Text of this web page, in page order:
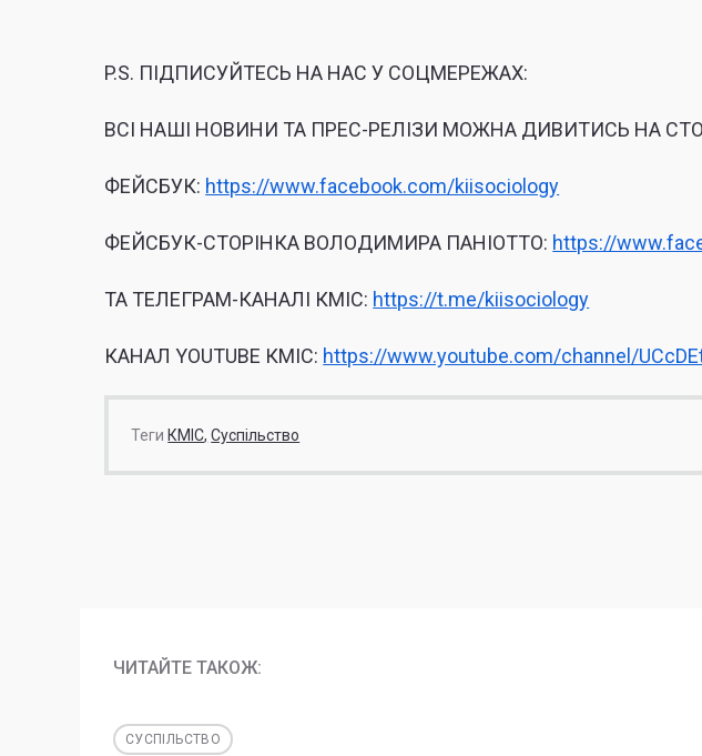
P.S. ПІДПИСУЙТЕСЬ НА НАС У СОЦМЕРЕЖАХ:
ВСІ НАШІ НОВИНИ ТА ПРЕС-РЕЛІЗИ МОЖНА ДИВИТИСЬ НА
ФЕЙСБУК: https://www.facebook.com/kiisociology
ФЕЙСБУК-СТОРІНКА ВОЛОДИМИРА ПАНІОТТО: https://
ТА ТЕЛЕГРАМ-КАНАЛІ КМІС: https://t.me/kiisociology
КАНАЛ YOUTUBE КМІС: https://www.youtube.com/channel/
Теги КМІС Суспільство
ЧИТАЙТЕ ТАКОЖ:
СУСПІЛЬСТВО